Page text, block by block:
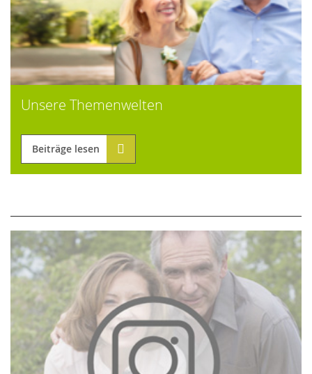
Unsere Themenwelten
Beiträge lesen